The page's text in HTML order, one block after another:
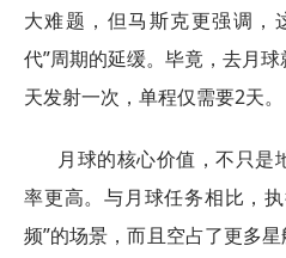
大难题，但马斯克更强调，
代”周期的延缓。毕竟，去月
天发射一次，单程仅需要2天。
月球的核心价值，不只是
率更高。与月球任务相比，
频”的场景，而且空占了更多